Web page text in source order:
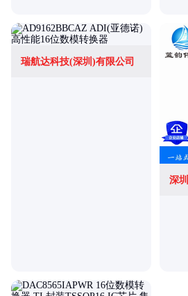
瑞航达科技(深圳)有限公司